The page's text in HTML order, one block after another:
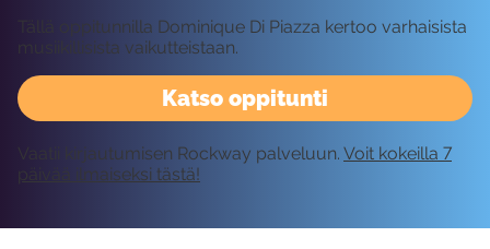
Katso oppitunti
Tällä oppitunnilla Dominique Di Piazza kertoo varhaisista
musiikillisista vaikutteistaan.
Vaatii kirjautumisen Rockway palveluun. Voit kokeilla 7
päivää ilmaiseksi tästä!